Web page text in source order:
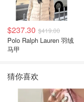
$237.30 $419.00
Polo Ralph Lauren 羽绒
马甲
猜你喜欢